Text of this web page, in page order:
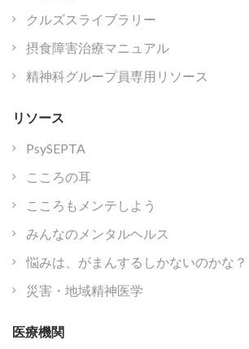
クルズスライブラリー
摂食障害治療マニュアル
精神科グループ員専用リソース
リソース
PsySEPTA
こころの耳
こころもメンテしよう
みんなのメンタルヘルス
悩みは、がまんするしかないのかな？
災害・地域精神医学
医療機関